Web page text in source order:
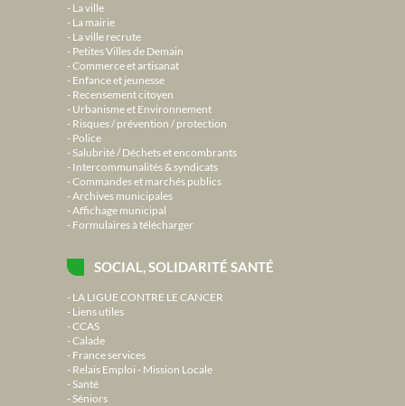
La ville
La mairie
La ville recrute
Petites Villes de Demain
Commerce et artisanat
Enfance et jeunesse
Recensement citoyen
Urbanisme et Environnement
Risques / prévention / protection
Police
Salubrité / Déchets et encombrants
Intercommunalités & syndicats
Commandes et marchés publics
Archives municipales
Affichage municipal
Formulaires à télécharger
SOCIAL, SOLIDARITÉ SANTÉ
LA LIGUE CONTRE LE CANCER
Liens utiles
CCAS
Calade
France services
Relais Emploi - Mission Locale
Santé
Séniors